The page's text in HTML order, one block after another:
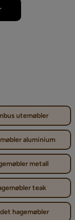
utemøbler
aluminium
metall
teak
hagemøbler